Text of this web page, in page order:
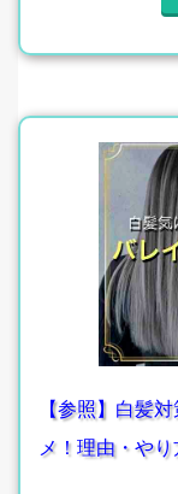
【参照】白髪
メ！理由・や